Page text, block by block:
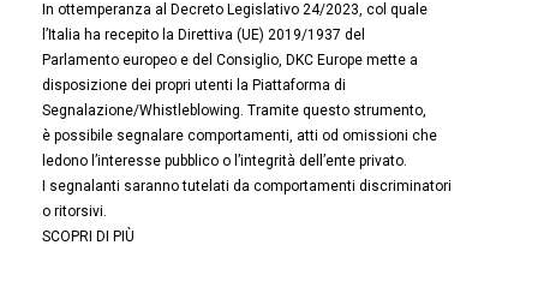
In ottemperanza al Decreto Legislativo 24/2023, col quale
l’Italia ha recepito la Direttiva (UE) 2019/1937 del
Parlamento europeo e del Consiglio, DKC Europe mette a
disposizione dei propri utenti la Piattaforma di
Segnalazione/Whistleblowing. Tramite questo strumento,
è possibile segnalare comportamenti, atti od omissioni che
ledono l’interesse pubblico o l’integrità dell’ente privato.
I segnalanti saranno tutelati da comportamenti discriminatori
o ritorsivi.
SCOPRI DI PIÙ